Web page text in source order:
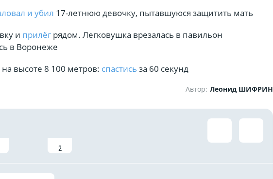
и убил 17-летнюю девочку, пытавшуюся защитить мать
и прилёг рядом. Легковушка врезалась в павильон
в Воронеже
высоте 8 100 метров: спастись за 60 секунд
Автор: Леонид ШИФРИН
2